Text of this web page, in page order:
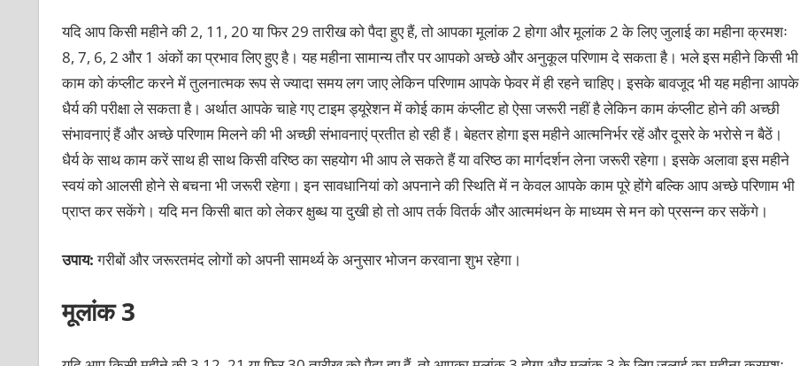
यदि आप किसी महीने की 2, 11, 20 या फिर 29 तारीख को पैदा हुए हैं, तो आपका मूलांक 2 होगा और मूलांक 2 के लिए जुलाई का महीना क्रमशः
8, 7, 6, 2 और 1 अंकों का प्रभाव लिए हुए है। यह महीना सामान्य तौर पर आपको अच्छे और अनुकूल परिणाम दे सकता है। भले इस महीने किसी भी
काम को कंप्लीट करने में तुलनात्मक रूप से ज्यादा समय लग जाए लेकिन परिणाम आपके फेवर में ही रहने चाहिए। इसके बावजूद भी यह महीना आपके
धैर्य की परीक्षा ले सकता है। अर्थात आपके चाहे गए टाइम ड्यूरेशन में कोई काम कंप्लीट हो ऐसा जरूरी नहीं है लेकिन काम कंप्लीट होने की अच्छी
संभावनाएं हैं और अच्छे परिणाम मिलने की भी अच्छी संभावनाएं प्रतीत हो रही हैं। बेहतर होगा इस महीने आत्मनिर्भर रहें और दूसरे के भरोसे न बैठें।
धैर्य के साथ काम करें साथ ही साथ किसी वरिष्ठ का सहयोग भी आप ले सकते हैं या वरिष्ठ का मार्गदर्शन लेना जरूरी रहेगा। इसके अलावा इस महीने
स्वयं को आलसी होने से बचना भी जरूरी रहेगा। इन सावधानियां को अपनाने की स्थिति में न केवल आपके काम पूरे होंगे बल्कि आप अच्छे परिणाम भी
प्राप्त कर सकेंगे। यदि मन किसी बात को लेकर क्षुब्ध या दुखी हो तो आप तर्क वितर्क और आत्ममंथन के माध्यम से मन को प्रसन्न कर सकेंगे।
उपाय:गरीबों और जरूरतमंद लोगों को अपनी सामर्थ्य के अनुसार भोजन करवाना शुभ रहेगा।
मूलांक 3